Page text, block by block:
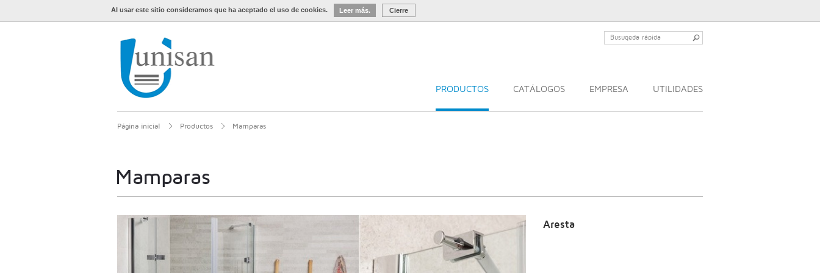
Al usar este sitio consideramos que ha aceptado el uso de cookies. Leer más. Cierre
PRODUCTOS CATÁLOGOS EMPRESA UTILIDADES
Página inicial Productos Mamparas
Mamparas
Aresta